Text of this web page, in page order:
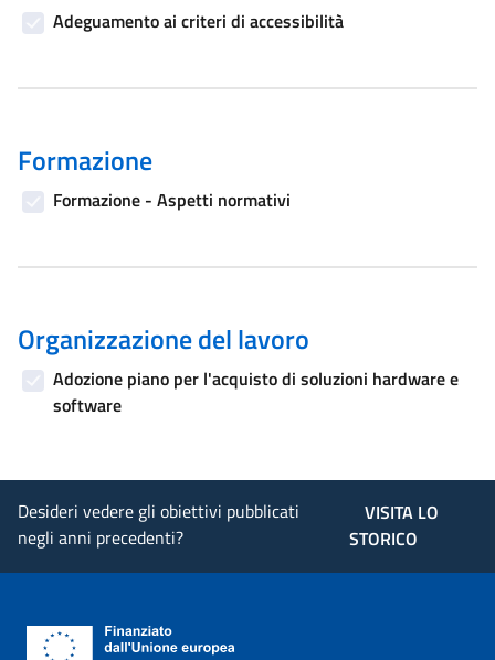
Adeguamento ai criteri di accessibilità
Formazione
Formazione - Aspetti normativi
Organizzazione del lavoro
Adozione piano per l'acquisto di soluzioni hardware e
software
Desideri vedere gli obiettivi pubblicati
negli anni precedenti?
VISITA LO
STORICO